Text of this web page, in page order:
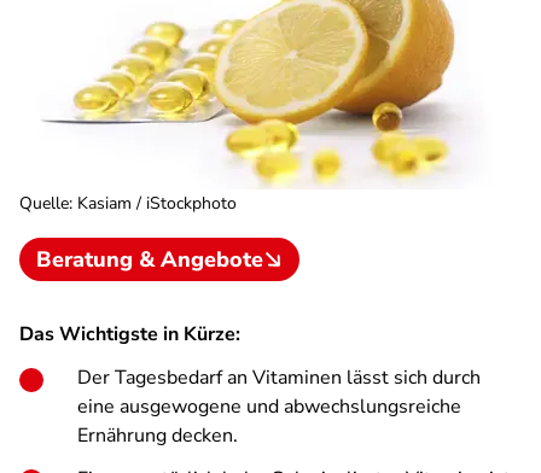
Quelle: Kasiam / iStockphoto
Beratung & Angebote
Das Wichtigste in Kürze:
Der Tagesbedarf an Vitaminen lässt sich durch
eine ausgewogene und abwechslungs­reiche
Ernährung decken.